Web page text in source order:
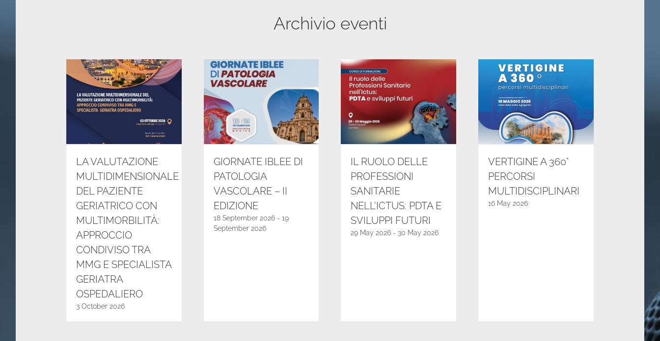
Archivio eventi
LA VALUTAZIONE
MULTIDIMENSIONALE
DEL PAZIENTE
GERIATRICO CON
MULTIMORBILITÀ:
APPROCCIO
CONDIVISO TRA
MMG E SPECIALISTA
GERIATRA
OSPEDALIERO
3 October 2026
GIORNATE IBLEE DI
PATOLOGIA
VASCOLARE – II
EDIZIONE
18 September 2026- 19
September 2026
IL RUOLO DELLE
PROFESSIONI
SANITARIE
NELL’ICTUS: PDTA E
SVILUPPI FUTURI
29 May 2026 - 30 May 2026
VERTIGINE A 360°
PERCORSI
MULTIDISCIPLINARI
16 May 2026